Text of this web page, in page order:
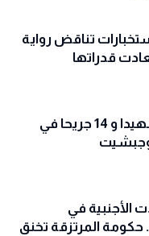
تناقض رواية
قدراتها
الصحة اللبنانية: 13 شهيدا و 14 جريحا في
وجبشيت
الأجنبية في
حكومة المرتزقة تخنق